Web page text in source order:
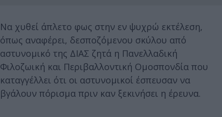
Να χυθεί άπλετο φως στην εν ψυχρώ εκτέλεση,
όπως αναφέρει, δεσποζόμενου σκύλου από
αστυνομικό της ΔΙΑΣ ζητά η Πανελλαδική
Φιλοζωική και Περιβαλλοντική Ομοσπονδία που
καταγγέλλει ότι οι αστυνομικοί έσπευσαν να
βγάλουν πόρισμα πριν καν ξεκινήσει η έρευνα.